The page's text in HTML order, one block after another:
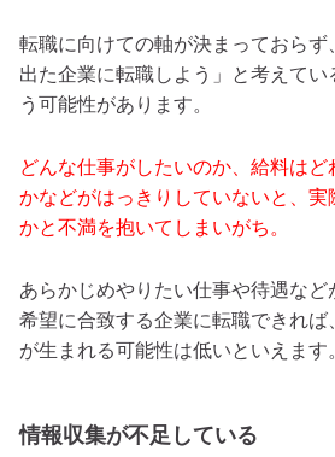
転職に向けての軸が決まっておら
出た企業に転職しよう」と考えてい
う可能性があります。
どんな仕事がしたいのか、給料は
かなどがはっきりしていないと、
かと不満を抱いてしまいがち。
あらかじめやりたい仕事や待遇な
希望に合致する企業に転職できれば
が生まれる可能性は低いといえます
情報収集が不足している